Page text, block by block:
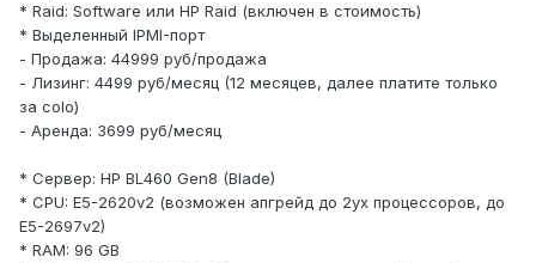
* Raid: Software или HP Raid (включен в стоимость)
* Выделенный IPMI-порт
- Продажа: 44999 руб/продажа
- Лизинг: 4499 руб/месяц (12 месяцев, далее платите только
за colo)
- Аренда: 3699 руб/месяц
* Сервер: HP BL460 Gen8 (Blade)
* CPU: E5-2620v2 (возможен апгрейд до 2ух процессоров, до
E5-2697v2)
* RAM: 96 GB